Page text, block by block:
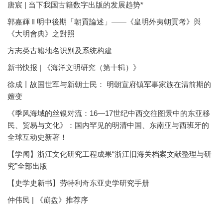
唐宸 | 当下我国古籍数字出版的发展趋势*
郭嘉輝 ‖ 明中後期「朝貢論述」——《皇明外夷朝貢考》與
《大明會典》之對照
方志类古籍地名识别及系统构建
新书快报 | 《海洋文明研究（第十辑）》
徐成丨故国世军与新朝士民： 明朝宣府镇军事家族在清前期的
嬗变
《季风海域的丝银对流：16—17世纪中西交往图景中的东亚移
民、贸易与文化》：国内罕见的明清中国、东南亚与西班牙的
全球互动史新著！
【学闻】浙江文化研究工程成果“浙江旧海关档案文献整理与研
究”全部出版
【史学史新书】劳特利奇东亚史学研究手册
仲伟民 | 《崩盘》推荐序